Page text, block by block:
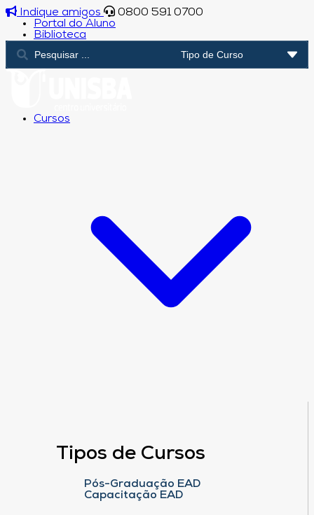
Indique amigos
0800 591 0700
Portal do Aluno
Biblioteca
Cursos
Tipos de Cursos
Pós-Graduação EAD
Capacitação EAD